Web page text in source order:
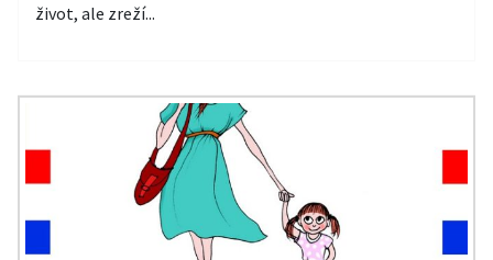
život, ale zreží...